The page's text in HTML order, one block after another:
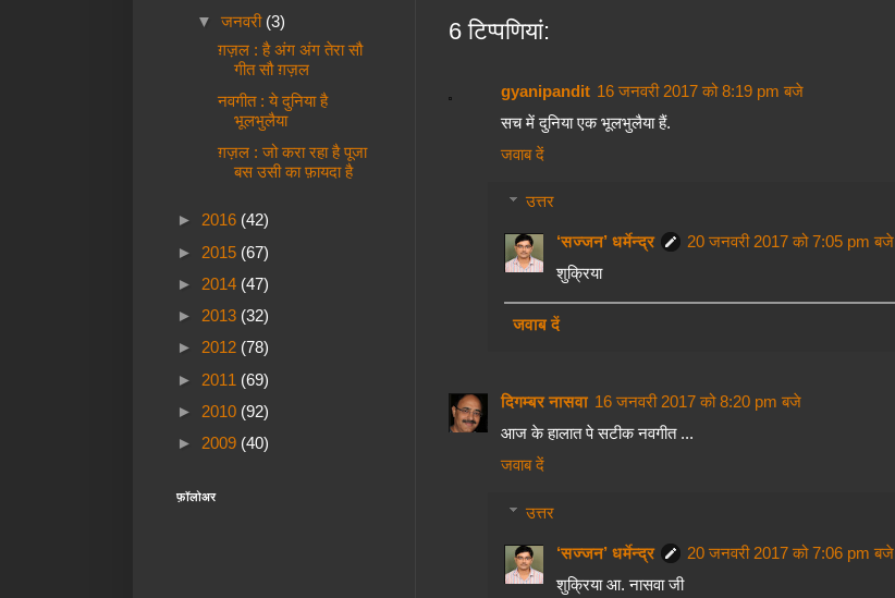
6 टिप्‍पणियां:
gyanipandit 16 जनवरी 2017 को 8:19 pm बजे
सच में दुनिया एक भूलभुलैया हैं.
जवाब दें
उत्तर
‘सज्जन’ धर्मेन्द्र
20 जनवरी 2017 को 7:05 pm बजे
शुक्रिया
जवाब दें
दिगम्बर नासवा 16 जनवरी 2017 को 8:20 pm बजे
आज के हालात पे सटीक नवगीत ...
जवाब दें
उत्तर
‘सज्जन’ धर्मेन्द्र
20 जनवरी 2017 को 7:06 pm बजे
शुक्रिया आ. नासवा जी
▼ जनवरी (3)
ग़ज़ल : है अंग अंग तेरा सौ
गीत सौ ग़ज़ल
नवगीत : ये दुनिया है
भूलभुलैया
ग़ज़ल : जो करा रहा है पूजा
बस उसी का फ़ायदा है
► 2016 (42)
► 2015 (67)
► 2014 (47)
► 2013 (32)
► 2012 (78)
► 2011 (69)
► 2010 (92)
► 2009 (40)
फ़ॉलोअर